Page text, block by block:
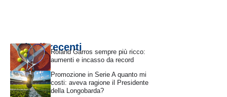
Articoli recentiRoland Garros sempre più ricco:
aumenti e incasso da record
Promozione in Serie A quanto mi
costi: aveva ragione il Presidente
della Longobarda?